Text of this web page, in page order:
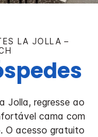
LA JOLLA –
Jolla, regresse ao
cama com
O acesso gratuito